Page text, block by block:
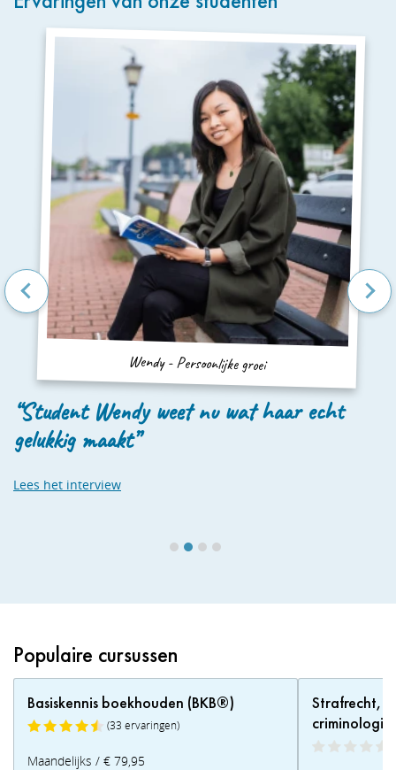
Wendy - Persoonlijke groei
“Student Wendy weet nu wat haar echt
gelukkig maakt”
Lees het interview
Populaire cursussen
Basiskennis boekhouden (BKB®)
(33 ervaringen)
Maandelijks / € 79,95
Strafrecht,
criminologie